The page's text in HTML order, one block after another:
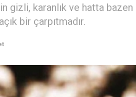
gizli, karanlık ve hatta bazen
bir çarpıtmadır.